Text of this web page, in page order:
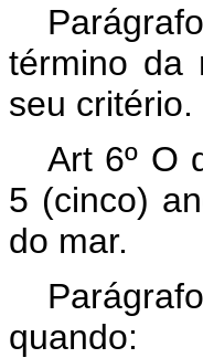
término da
seu critério.
Art 6º O
5 (cinco)
do mar.
quando: